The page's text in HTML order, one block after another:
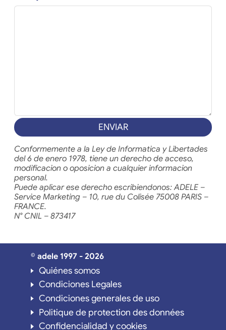
ENVIAR
Conformemente a la Ley de Informatica y Libertades
del 6 de enero 1978, tiene un derecho de acceso,
modificacion o oposicion a cualquier informacion
personal.
Puede aplicar ese derecho escribiendonos: ADELE –
Service Marketing – 10, rue du Colisée 75008 PARIS –
FRANCE.
N° CNIL – 873417
© adele 1997 - 2026
Quiénes somos
Condiciones Legales
Condiciones generales de uso
Politique de protection des données
Confidencialidad y cookies